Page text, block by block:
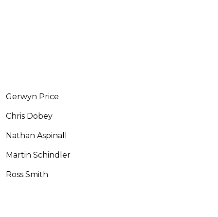
Gerwyn Price
Chris Dobey
Nathan Aspinall
Martin Schindler
Ross Smith